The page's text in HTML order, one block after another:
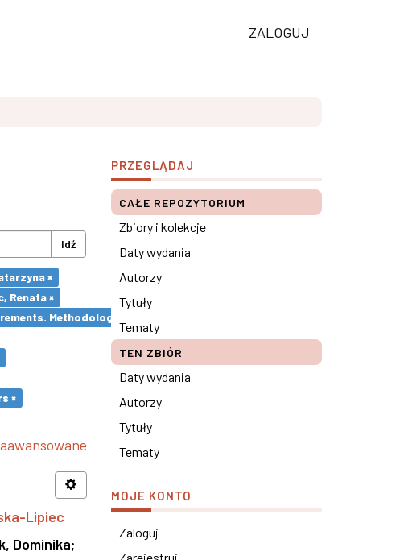
ZALOGUJ
Idź
×
Renata ×
Methodological remarks ×
×
Lipiec
Dominika;
PRZEGLĄDAJ
CAŁE REPOZYTORIUM
Zbiory i kolekcje
Daty wydania
Autorzy
Tytuły
Tematy
TEN ZBIÓR
Daty wydania
Autorzy
Tytuły
Tematy
MOJE KONTO
Zaloguj